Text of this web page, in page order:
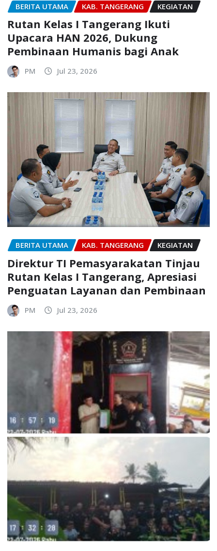
BERITA UTAMA KAB. TANGERANG KEGIATAN
Rutan Kelas I Tangerang Ikuti
Upacara HAN 2026, Dukung
Pembinaan Humanis bagi Anak
PM Jul 23, 2026
BERITA UTAMA KAB. TANGERANG KEGIATAN
Direktur TI Pemasyarakatan Tinjau
Rutan Kelas I Tangerang, Apresiasi
Penguatan Layanan dan Pembinaan
PM Jul 23, 2026